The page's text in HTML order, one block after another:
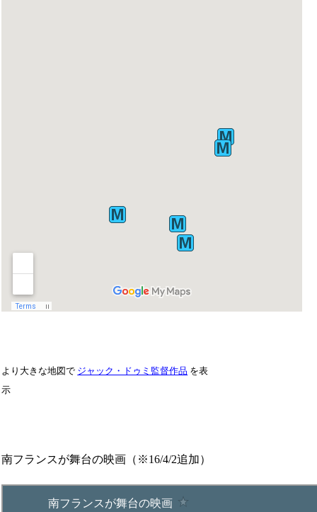
より大きな地図で ジャック・ドゥミ監督作品 を表
示
南フランスが舞台の映画（※16/4/2追加）